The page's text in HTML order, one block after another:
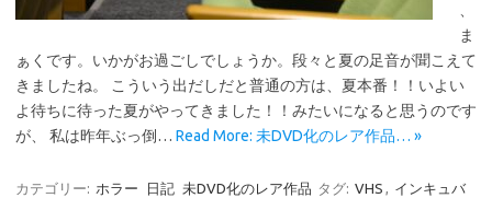
ま
ぁくです。いかがお過ごしでしょうか。段々と夏の足音が聞こえて
きましたね。 こういう出だしだと普通の方は、夏本番！！いよい
よ待ちに待った夏がやってきました！！みたいになると思うのです
が、 私は昨年ぶっ倒… Read More: 未DVD化のレア作品… »
カテゴリー: ホラー 日記 未DVD化のレア作品 タグ: VHS , インキュバ